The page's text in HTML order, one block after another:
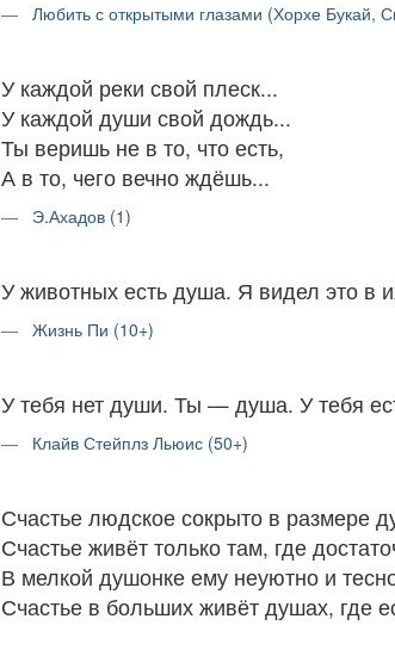
Любить с открытыми глазами (Хорхе Букай,
У каждой реки свой плеск...
У каждой души свой дождь...
Ты веришь не в то, что есть,
А в то, чего вечно ждёшь...
Э.Ахадов (1)
У животных есть душа. Я видел это в
Жизнь Пи (10+)
У тебя нет души. Ты — душа. У тебя
Клайв Стейплз Льюис (50+)
Счастье людское сокрыто в размере
Счастье живёт только там, где
В мелкой душонке ему неуютно и
Счастье в больших живёт душах, где